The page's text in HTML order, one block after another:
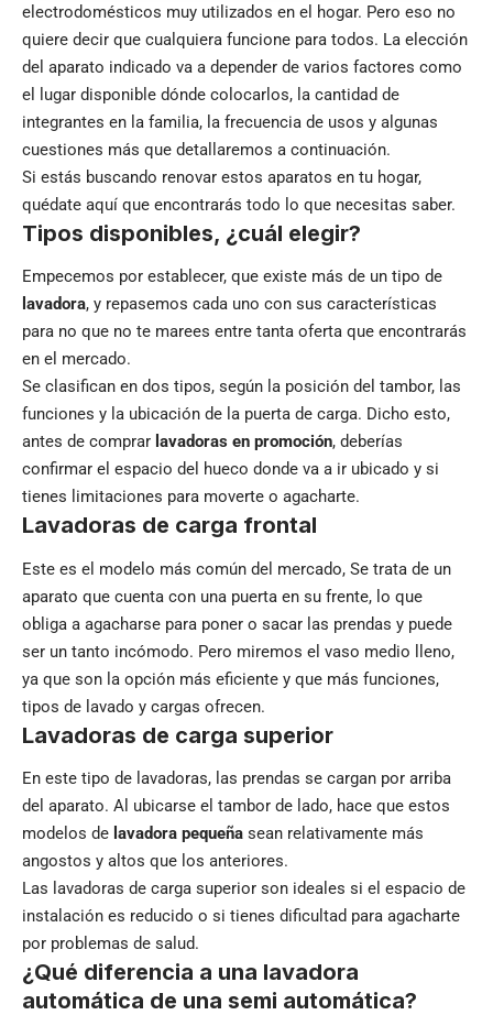
electrodomésticos muy utilizados en el hogar. Pero eso no
quiere decir que cualquiera funcione para todos. La elección
del aparato indicado va a depender de varios factores como
el lugar disponible dónde colocarlos, la cantidad de
integrantes en la familia, la frecuencia de usos y algunas
cuestiones más que detallaremos a continuación.
Si estás buscando renovar estos aparatos en tu hogar,
quédate aquí que encontrarás todo lo que necesitas saber.
Tipos disponibles, ¿cuál elegir?
Empecemos por establecer, que existe más de un tipo de
lavadora, y repasemos cada uno con sus características
para no que no te marees entre tanta oferta que encontrarás
en el mercado.
Se clasifican en dos tipos, según la posición del tambor, las
funciones y la ubicación de la puerta de carga. Dicho esto,
antes de comprar lavadoras en promoción, deberías
confirmar el espacio del hueco donde va a ir ubicado y si
tienes limitaciones para moverte o agacharte.
Lavadoras de carga frontal
Este es el modelo más común del mercado, Se trata de un
aparato que cuenta con una puerta en su frente, lo que
obliga a agacharse para poner o sacar las prendas y puede
ser un tanto incómodo. Pero miremos el vaso medio lleno,
ya que son la opción más eficiente y que más funciones,
tipos de lavado y cargas ofrecen.
Lavadoras de carga superior
En este tipo de lavadoras, las prendas se cargan por arriba
del aparato. Al ubicarse el tambor de lado, hace que estos
modelos de lavadora pequeña sean relativamente más
angostos y altos que los anteriores.
Las lavadoras de carga superior son ideales si el espacio de
instalación es reducido o si tienes dificultad para agacharte
por problemas de salud.
¿Qué diferencia a una lavadora
automática de una semi automática?